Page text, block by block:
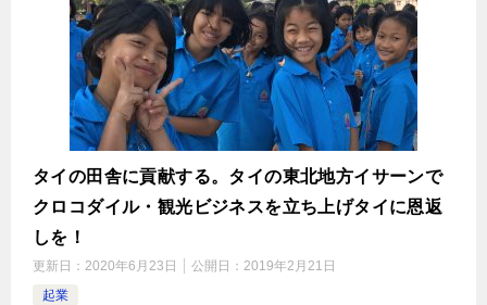
タイの田舎に貢献する。タイの東北地方イサーンで
クロコダイル・観光ビジネスを立ち上げタイに恩返
しを！
更新日： 2020年6月23日 公開日： 2019年2月21日
起業